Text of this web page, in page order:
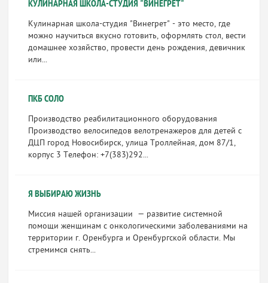
КУЛИНАРНАЯ ШКОЛА-СТУДИЯ "ВИНЕГРЕТ"
Кулинарная школа-студия "Винегрет" - это место, где
можно научиться вкусно готовить, оформлять стол, вести
домашнее хозяйство, провести день рождения, девичник
или...
ПКБ СОЛО
Производство реабилитационного оборудования
Производство велосипедов велотренажеров для детей с
ДЦП город Новосибирск, улица Троллейная, дом 87/1,
корпус 3 Телефон: +7(383)292...
Я ВЫБИРАЮ ЖИЗНЬ
Миссия нашей организации — развитие системной
помощи женщинам с онкологическими заболеваниями на
территории г. Оренбурга и Оренбургской области. Мы
стремимся снять...